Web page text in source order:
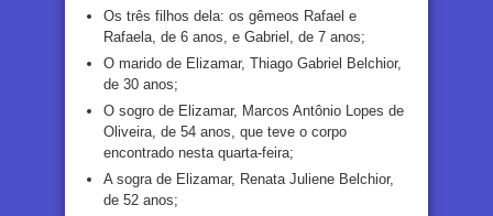
Os três filhos dela: os gêmeos Rafael e
Rafaela, de 6 anos, e Gabriel, de 7 anos;
O marido de Elizamar, Thiago Gabriel Belchior,
de 30 anos;
O sogro de Elizamar, Marcos Antônio Lopes de
Oliveira, de 54 anos, que teve o corpo
encontrado nesta quarta-feira;
A sogra de Elizamar, Renata Juliene Belchior,
de 52 anos;